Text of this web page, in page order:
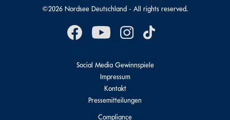
©2026 Nordsee Deutschland - All rights reserved.
Social Media Gewinnspiele
Impressum
Kontakt
Pressemitteilungen
Compliance